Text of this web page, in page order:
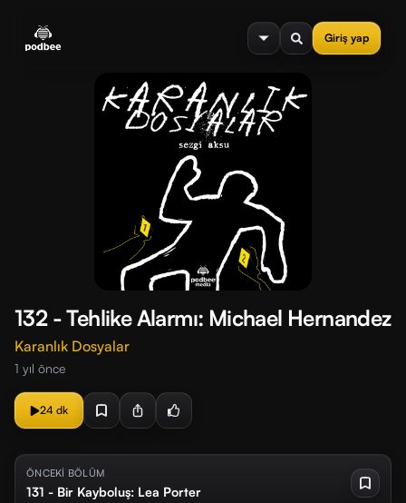
Giriş yap
menu
132 - Tehlike Alarmı: Michael Hernandez
Karanlık Dosyalar
1 yıl önce
24 dk
ÖNCEKİ BÖLÜM
131 - Bir Kayboluş: Lea Porter